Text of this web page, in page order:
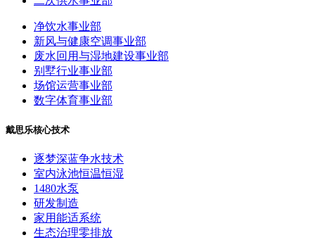
净饮水事业部
新风与健康空调事业部
废水回用与湿地建设事业部
别墅行业事业部
场馆运营事业部
数字体育事业部
戴思乐核心技术
逐梦深蓝争水技术
室内泳池恒温恒湿
1480水泵
研发制造
家用能适系统
生态治理零排放